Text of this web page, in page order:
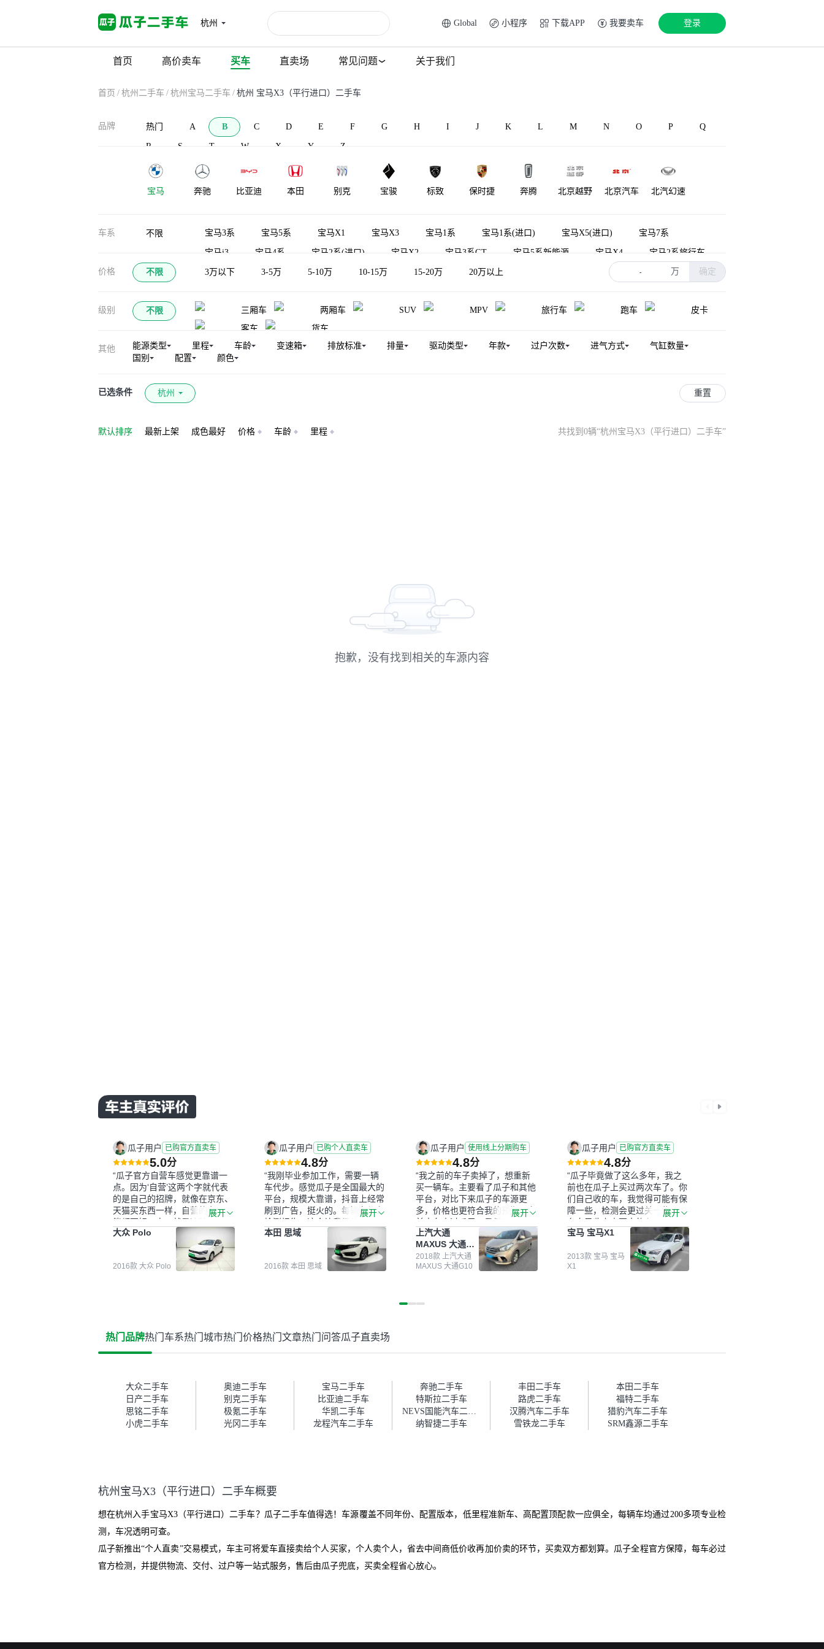
杭州 Global 小程序 下载APP 我要卖车 登录
首页 高价卖车 买车 直卖场 常见问题 关于我们
首页 / 杭州二手车 / 杭州宝马二手车 / 杭州 宝马X3（平行进口）二手车
品牌 热门 A B C D E F G H I J K L M N O P Q
R S T W X Y Z
宝马 奔驰 比亚迪 本田 别克 宝骏 标致 保时捷 奔腾 北京越野 北京汽车 北汽幻速
宝沃 北汽新能源 BAW北汽制
造
北汽威旺 北汽昌河 比速汽车 北汽瑞翔 百智新能源 宾利 铂驰 北汽雷驰
布加迪
车系 不限 宝马3系 宝马5系 宝马X1 宝马X3 宝马1系 宝马1系(进口) 宝马X5(进口) 宝马7系
宝马i3 宝马4系 宝马2系(进口) 宝马X2 宝马3系GT 宝马5系新能源 宝马X4 宝马2系旅行车
宝马X3(进口) 宝马6系GT 宝马X5 宝马X6 宝马iX3 宝马2系多功能旅行车
宝马X1新能源 宝马iX1 宝马iX 宝马2系旅行车(进口) 宝马i5 宝马i3(进口) 宝马i4
宝马X6（平行进口） 宝马M4
宝马X5 M 宝马8系 宝马XM 宝马X6 M 宝马i8 宝马X5新能源(进口) 宝马M5 宝马i5(进口)
价格 不限 3万以下 3-5万 5-10万 10-15万 15-20万 20万以上 - 万 确定
级别 不限 三厢车 两厢车 SUV MPV 旅行车 跑车
皮卡
客车
货车
其他 能源类型 里程 车龄 变速箱 排放标准 排量 驱动类型 年款 过户次数 进气方式
气缸数量
国别
配置 颜色
已选条件 杭州 重置
默认排序 最新上架 成色最好 价格 车龄 里程 共找到0辆“杭州宝马X3（平行进口）二手车”
抱歉，没有找到相关的车源内容
瓜子用户 已购官方直卖车
5.0分
“瓜子官方自营车感觉更靠谱一
点。因为‘自营’这两个字就代表
的是自己的招牌，就像在京东、
天猫买东西一样，自营的东西可
能都要好一点。就是这种刻板印
象吧。一开始买二手车的时候，
我确实有担心过事故车、泡水车
这些问题。瓜子的检测报告其实
并不能完全打消顾虑，因为我也
果跟你们的报告是符合的，所以
这次车况没问题。购车流程挺快
车。去之前我提前跟交接人员说
好，到了之后要当着我的面再做
一次复检，你们也安排了师傅，
服务可以，速度很快。体验下来
自营车的感觉是要比个人车好一
我协商，主动权在平台手里。”
展开
大众 Polo
2016款 大众 Polo
瓜子用户 已购个人直卖车
4.8分
“我刚毕业参加工作，需要一辆
车代步。感觉瓜子是全国最大的
平台，规模大靠谱，抖音上经常
刷到广告，挺火的。每辆车都有
检测报告，这个让我很放心。去
外面买车全凭卖家一张嘴，不敢
买。我买了本田思域，白色，过
户次数少，公里数符合，虽然价
格比我心理预期略高一点，但瓜
价格比车商那便宜，车况也有检
展开
本田 思域
2016款 本田 思域
瓜子用户 使用线上分期购车
4.8分
“我之前的车子卖掉了，想重新
买一辆车。主要看了瓜子和其他
平台，对比下来瓜子的车源更
多，价格也更符合我的预期。之
前卖车来过瓜子，虽然价格没谈
成，但APP一直留着。瓜子毕竟
是大平台，整体印象还好。我最
终买了一台上汽大通，18年的
车，公里数9万多，符合我的要
捷，其他平台的分期需要到当地
障。”
展开
上汽大通
MAXUS 大通
G10
2018款 上汽大通
MAXUS 大通G10
瓜子用户 已购官方直卖车
4.8分
“瓜子毕竟做了这么多年，我之
前也在瓜子上买过两次车了。你
们自己收的车，我觉得可能有保
障一些，检测会更过关一些。平
台自己收上来再卖的车，应该更
可靠。我买的是宝马X1，主要看
中它的价格和公里数比较合适。
另外，瓜子承诺无火烧、无事
故、无泡水、无调表，在平台自
帮我谈价。自营车我讲过价，最
后是通过花一块钱买优惠券的方
式，便宜了800块钱成交。”
展开
宝马 宝马X1
2013款 宝马 宝马
X1
热门品牌热门车系热门城市热门价格热门文章热门问答瓜子直卖场
大众二手车 奥迪二手车 宝马二手车 奔驰二手车 丰田二手车
本田二手车
日产二手车
别克二手车 比亚迪二手车 特斯拉二手车 路虎二手车
福特二手车
思铭二手车
极氪二手车 华凯二手车 NEVS国能汽车二手车 汉腾汽车二手车
猎豹汽车二手车
小虎二手车
光冈二手车 龙程汽车二手车 纳智捷二手车 雪铁龙二手车 SRM鑫源二手车
杭州宝马X3（平行进口）二手车概要
想在杭州入手宝马X3（平行进口）二手车？瓜子二手车值得选！车源覆盖不同年份、配置版本，低里程准新车、高配置顶配款一应俱全，每辆车均通过200多项专业检
测，车况透明可查。
瓜子新推出“个人直卖”交易模式，车主可将爱车直接卖给个人买家，个人卖个人，省去中间商低价收再加价卖的环节，买卖双方都划算。瓜子全程官方保障，每车必过
官方检测，并提供物流、交付、过户等一站式服务，售后由瓜子兜底，买卖全程省心放心。